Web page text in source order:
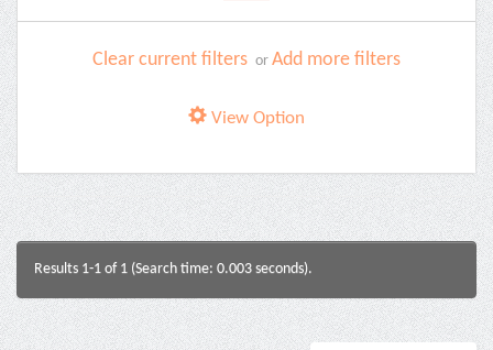
Clear current filters or Add more filters
View Option
Results 1-1 of 1 (Search time: 0.003 seconds).